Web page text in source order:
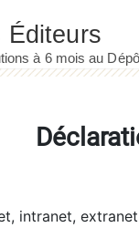
intranet,